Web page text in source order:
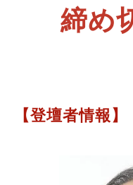
締め
【登壇者情報】